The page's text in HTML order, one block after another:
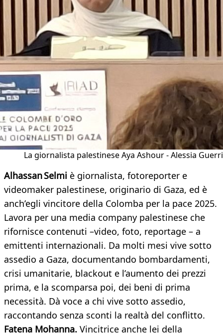
La giornalista palestinese Aya Ashour - Alessia
AlhassanSelmi è giornalista, fotoreporter e
videomaker palestinese, originario di Gaza, ed è
anch’egli vincitore della Colomba per la pace 2025.
Lavora per una media company palestinese che
rifornisce contenuti –video, foto, reportage – a
emittenti internazionali. Da molti mesi vive sotto
assedio a Gaza, documentando bombardamenti,
crisi umanitarie, blackout e l’aumento dei prezzi
prima, e la scomparsa poi, dei beni di prima
necessità. Dà voce a chi vive sotto assedio,
raccontando senza sconti la realtà del conflitto.
Fatena Mohanna. Vincitrice anche lei della